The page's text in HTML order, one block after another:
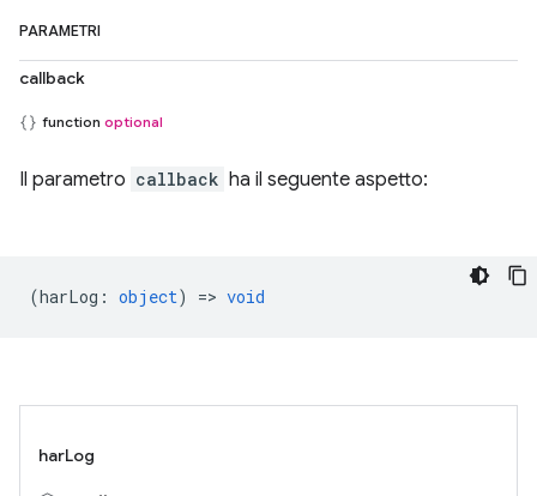
PARAMETRI
callback
function optional
Il parametro callback ha il seguente aspetto:
(harLog : object) => void
harLog